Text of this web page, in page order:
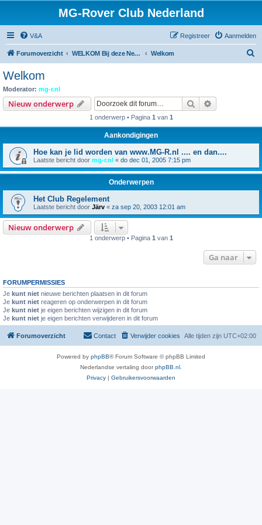
MG-Rover Club Nederland
V&A Aanmelden
Registreer
Forumoverzicht WELKOM Bij deze Nederlandse Online MG-Roverclub Welkom
Welkom
Moderator: mg-r.nl
Nieuw onderwerp Zoek
1 onderwerp • Pagina 1 van 1
Aankondigingen
Hoe kan je lid worden van www.MG-R.nl .... en dan....
Laatste bericht door mg-r.nl « do dec 01, 2005 7:15 pm
Onderwerpen
Het Club Regelement
Laatste bericht door Järv « za sep 20, 2003 12:01 am
Nieuw onderwerp
1 onderwerp • Pagina 1 van 1
Ga naar
FORUMPERMISSIES
Je kunt niet nieuwe berichten plaatsen in dit forum
Je kunt niet reageren op onderwerpen in dit forum
Je kunt niet je eigen berichten wijzigen in dit forum
Je kunt niet je eigen berichten verwijderen in dit forum
Forumoverzicht Alle tijden zijn UTC+02:00
Verwijder cookies
Contact
Powered by phpBB® Forum Software © phpBB Limited
Nederlandse vertaling doorphpBB.nl
Privacy | Gebruikersvoorwaarden